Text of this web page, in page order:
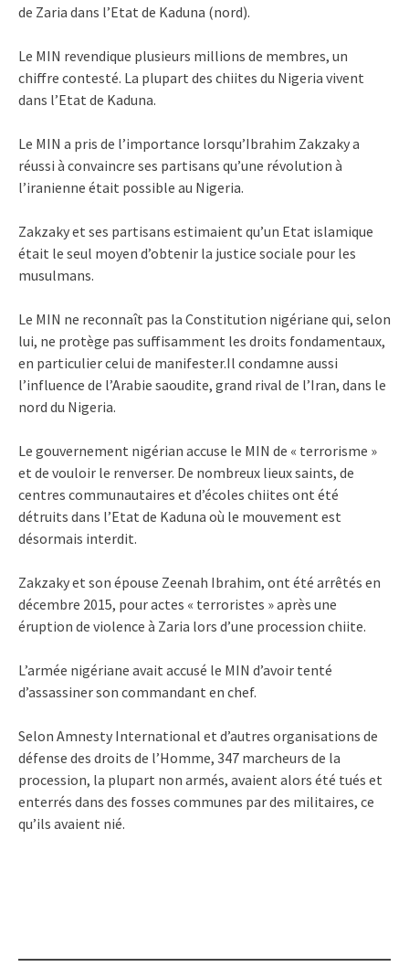
de Zaria dans l’Etat de Kaduna (nord).
Le MIN revendique plusieurs millions de membres, un
chiffre contesté. La plupart des chiites du Nigeria vivent
dans l’Etat de Kaduna.
Le MIN a pris de l’importance lorsqu’Ibrahim Zakzaky a
réussi à convaincre ses partisans qu’une révolution à
l’iranienne était possible au Nigeria.
Zakzaky et ses partisans estimaient qu’un Etat islamique
était le seul moyen d’obtenir la justice sociale pour les
musulmans.
Le MIN ne reconnaît pas la Constitution nigériane qui, selon
lui, ne protège pas suffisamment les droits fondamentaux,
en particulier celui de manifester.Il condamne aussi
l’influence de l’Arabie saoudite, grand rival de l’Iran, dans le
nord du Nigeria.
Le gouvernement nigérian accuse le MIN de « terrorisme »
et de vouloir le renverser. De nombreux lieux saints, de
centres communautaires et d’écoles chiites ont été
détruits dans l’Etat de Kaduna où le mouvement est
désormais interdit.
Zakzaky et son épouse Zeenah Ibrahim, ont été arrêtés en
décembre 2015, pour actes « terroristes » après une
éruption de violence à Zaria lors d’une procession chiite.
L’armée nigériane avait accusé le MIN d’avoir tenté
d’assassiner son commandant en chef.
Selon Amnesty International et d’autres organisations de
défense des droits de l’Homme, 347 marcheurs de la
procession, la plupart non armés, avaient alors été tués et
enterrés dans des fosses communes par des militaires, ce
qu’ils avaient nié.